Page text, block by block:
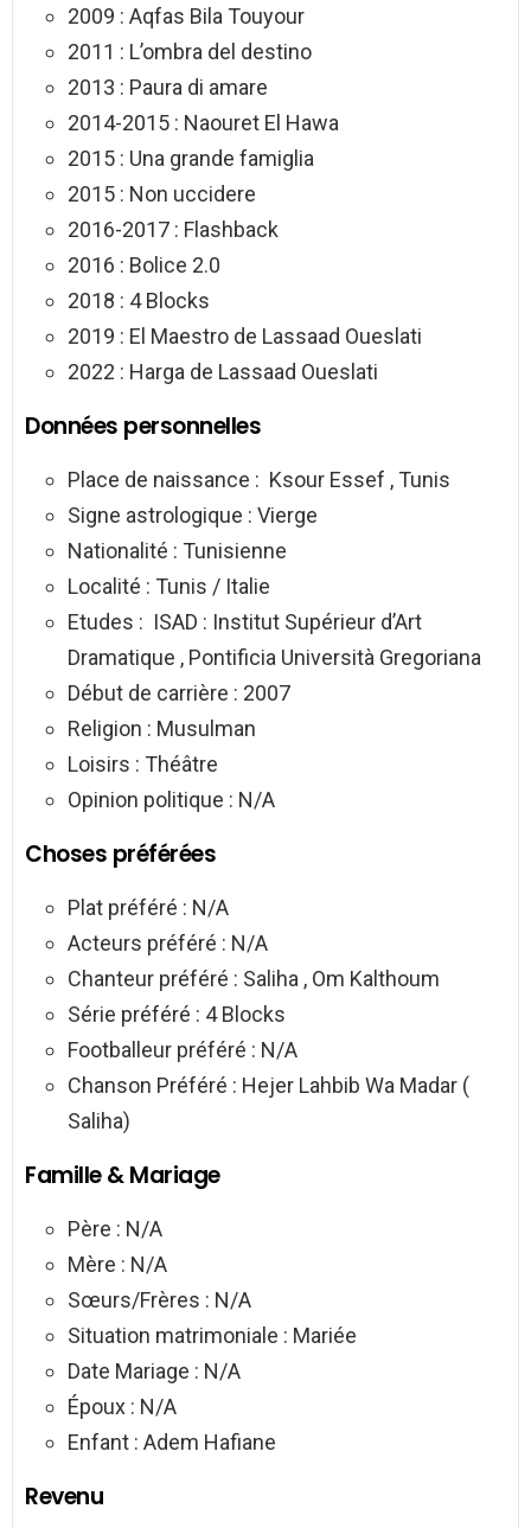
2009 : Aqfas Bila Touyour
2011 : L’ombra del destino
2013 : Paura di amare
2014-2015 : Naouret El Hawa
2015 : Una grande famiglia
2015 : Non uccidere
2016-2017 : Flashback
2016 : Bolice 2.0
2018 : 4 Blocks
2019 : El Maestro de Lassaad Oueslati
2022 : Harga de Lassaad Oueslati
Données personnelles
Place de naissance : Ksour Essef , Tunis
Signe astrologique : Vierge
Nationalité : Tunisienne
Localité : Tunis / Italie
Etudes : ISAD : Institut Supérieur d’Art
Dramatique , Pontificia Università Gregoriana
Début de carrière : 2007
Religion : Musulman
Loisirs : Théâtre
Opinion politique : N/A
Choses préférées
Plat préféré : N/A
Acteurs préféré : N/A
Chanteur préféré : Saliha , Om Kalthoum
Série préféré : 4 Blocks
Footballeur préféré : N/A
Chanson Préféré : Hejer Lahbib Wa Madar (
Saliha)
Famille & Mariage
Père : N/A
Mère : N/A
Sœurs/Frères : N/A
Situation matrimoniale : Mariée
Date Mariage : N/A
Époux : N/A
Enfant : Adem Hafiane
Revenu